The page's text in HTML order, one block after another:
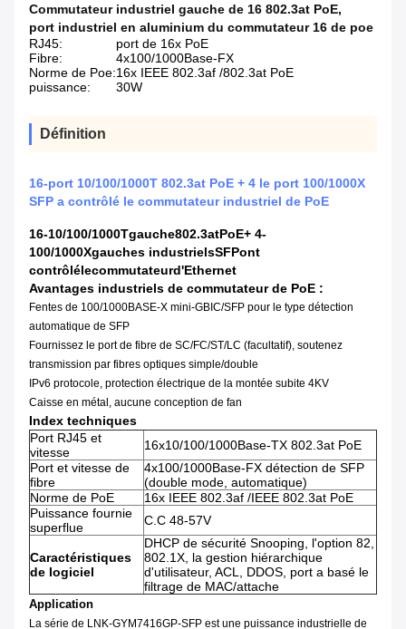
Commutateur industriel gauche de 16 802.3at PoE,
port industriel en aluminium du commutateur 16 de poe
RJ45:
port de 16x PoE
Fibre:
4x100/1000Base-FX
Norme de Poe:16x IEEE 802.3af /802.3at PoE
puissance:
30W
Définition
16-port 10/100/1000T 802.3at PoE + 4 le port 100/1000X
SFP a contrôlé le commutateur industriel de PoE
16-10/100/1000Tgauche802.3atPoE+ 4-
100/1000Xgauches industrielsSFPont
contrôlélecommutateurd'Ethernet
Avantages industriels de commutateurde PoE :
Fentes de 100/1000BASE-X mini-GBIC/SFP pour le type détection
automatique de SFP
Fournissez le port de fibre de SC/FC/ST/LC (facultatif), soutenez
transmission par fibres optiques simple/double
IPv6 protocole, protection électrique de la montée subite 4KV
Caisse en métal, aucune conception de fan
Index techniques
Port RJ45 et
vitesse
16x10/100/1000Base-TX 802.3at PoE
Port et vitesse de
fibre
4x100/1000Base-FX détection de SFP
(double mode, automatique)
Norme de PoE
16x IEEE 802.3af /IEEE 802.3at PoE
Puissance fournie
superflue
C.C 48-57V
Caractéristiques
de logiciel
DHCP de sécurité Snooping, l'option 82,
802.1X, la gestion hiérarchique
d'utilisateur, ACL, DDOS, port a basé le
filtrage de MAC/attache
Application
La série de LNK-GYM7416GP-SFP est une puissance industrielle de